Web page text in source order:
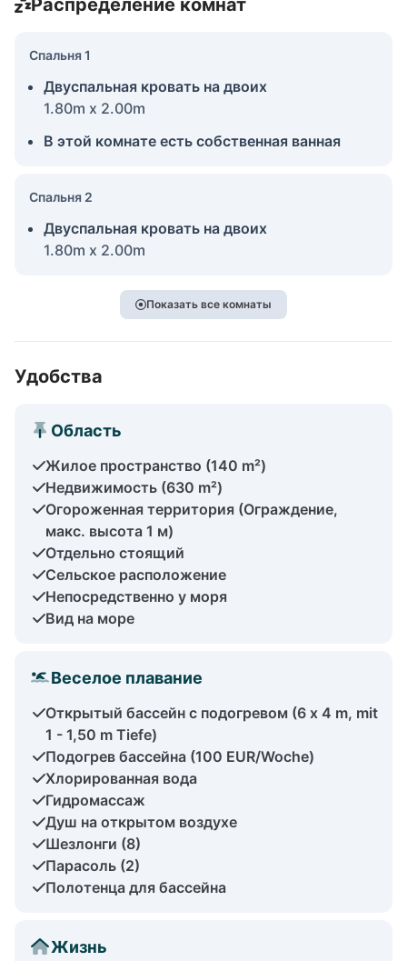
Спальня 1
Двуспальная кровать на двоих
1.80m x 2.00m
В этой комнате есть собственная ванная
Спальня 2
Двуспальная кровать на двоих
1.80m x 2.00m
Показать все комнаты
Удобства
Область
Жилое пространство (140 m²)
Недвижимость (630 m²)
Огороженная территория (Ограждение,
макс. высота 1 м)
Отдельно стоящий
Сельское расположение
Непосредственно у моря
Вид на море
Веселое плавание
Открытый бассейн с подогревом (6 x 4 m, mit
1 - 1,50 m Tiefe)
Подогрев бассейна (100 EUR/Woche)
Хлорированная вода
Гидромассаж
Душ на открытом воздухе
Шезлонги (8)
Парасоль (2)
Полотенца для бассейна
Жизнь